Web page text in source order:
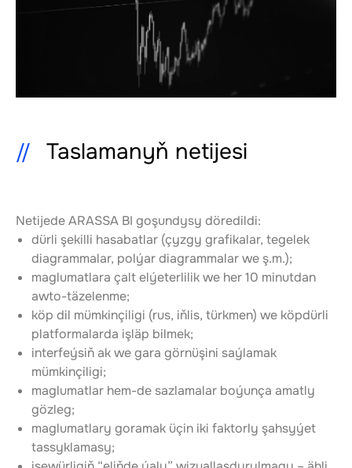
Taslamanyň netijesi
Netijede ARASSA BI goşundysy döredildi:
dürli şekilli hasabatlar (çyzgy grafikalar, tegelek
diagrammalar, polýar diagrammalar we ş.m.);
maglumatlara çalt elýeterlilik we her 10 minutdan
awto-täzelenme;
köp dil mümkinçiligi (rus, iňlis, türkmen) we köpdürli
platformalarda işläp bilmek;
interfeýsiň ak we gara görnüşini saýlamak
mümkinçiligi;
maglumatlar hem-de sazlamalar boýunça amatly
gözleg;
maglumatlary goramak üçin iki faktorly şahsyýet
tassyklamasy;